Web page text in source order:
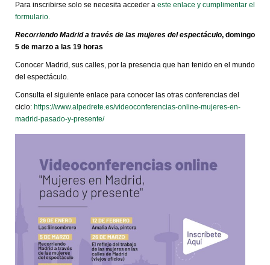
Para inscribirse solo se necesita acceder a este enlace y cumplimentar el
formulario.
Recorriendo Madrid a través de las mujeres del espectáculo, domingo
5 de marzo a las 19 horas
Conocer Madrid, sus calles, por la presencia que han tenido en el mundo
del espectáculo.
Consulta el siguiente enlace para conocer las otras conferencias del
ciclo: https://www.alpedrete.es/videoconferencias-online-mujeres-en-
madrid-pasado-y-presente/